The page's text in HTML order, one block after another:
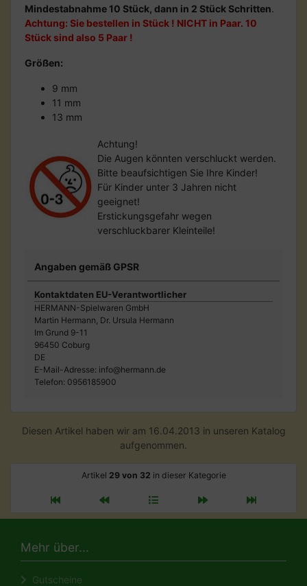
Mindestabnahme 10 Stück, dann in 2 Stück Schritten.
Achtung: Sie bestellen in Stück ! NICHT in Paar. 10
Stück sind also 5 Paar !
Größen:
9 mm
11 mm
13 mm
Achtung!
Die Augen könnten verschluckt werden.
Bitte beaufsichtigen Sie Ihre Kinder!
Für Kinder unter 3 Jahren nicht
geeignet!
Erstickungsgefahr wegen
verschluckbarer Kleinteile!
Angaben gemäß GPSR
Kontaktdaten EU-Verantwortlicher
HERMANN-Spielwaren GmbH
Martin Hermann, Dr. Ursula Hermann
Im Grund 9-11
96450 Coburg
DE
E-Mail-Adresse: info@hermann.de
Telefon: 0956185900
Diesen Artikel haben wir am 16.04.2013 in unseren Katalog
aufgenommen.
Artikel 29 von 32 in dieser Kategorie
Mehr über...
Gutscheine